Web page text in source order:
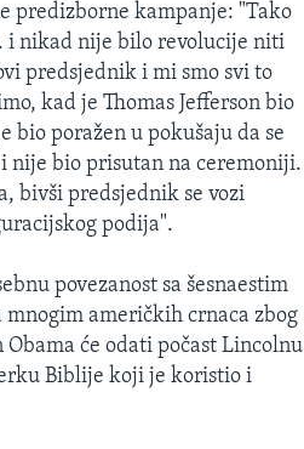
predizborne kampanje: "Tako
i nikad nije bilo revolucije niti
predsjednik i mi smo svi to
kad je Thomas Jefferson bio
bio poražen u pokušaju da se
nije bio prisutan na ceremoniji.
bivši predsjednik se vozi
podija".
povezanost sa šesnaestim
američkih crnaca zbog
će odati počast Lincolnu
Biblije koji je koristio i